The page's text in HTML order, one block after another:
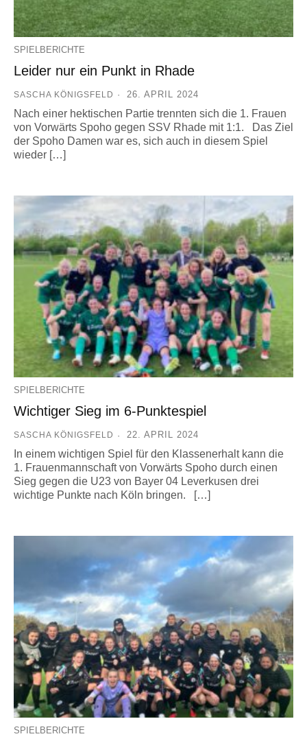
SPIELBERICHTE
Leider nur ein Punkt in Rhade
SASCHA KÖNIGSFELD 26. APRIL 2024
Nach einer hektischen Partie trennten sich die 1. Frauen
von Vorwärts Spoho gegen SSV Rhade mit 1:1. Das Ziel
der Spoho Damen war es, sich auch in diesem Spiel
wieder […]
SPIELBERICHTE
Wichtiger Sieg im 6-Punktespiel
SASCHA KÖNIGSFELD 22. APRIL 2024
In einem wichtigen Spiel für den Klassenerhalt kann die
1. Frauenmannschaft von Vorwärts Spoho durch einen
Sieg gegen die U23 von Bayer 04 Leverkusen drei
wichtige Punkte nach Köln bringen. […]
SPIELBERICHTE